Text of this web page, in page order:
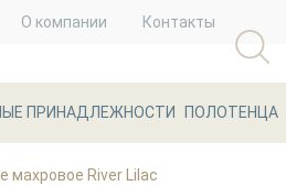
О компании Контакты
ПРИНАДЛЕЖНОСТИ ПОЛОТЕНЦА
махровое River Lilac